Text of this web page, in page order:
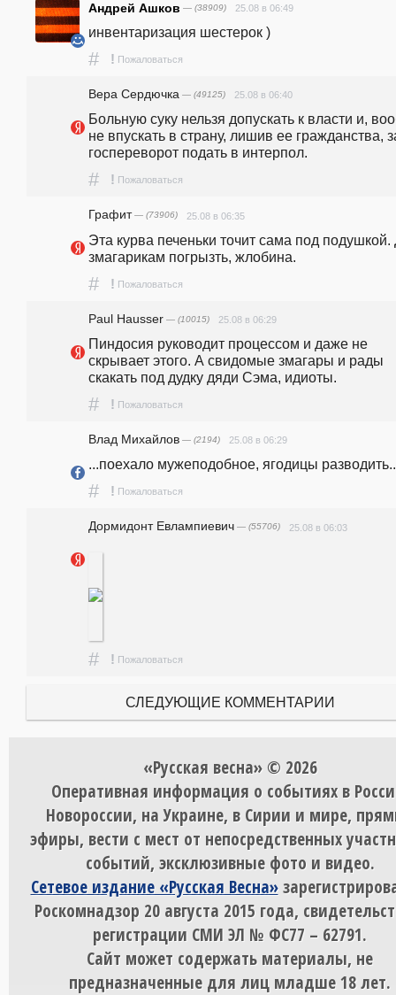
Андрей Ашков — (38909) 25.08 в 06:49
инвентаризация шестерок )
# ! Пожаловаться
Вера Сердючка — (49125) 25.08 в 06:40
Больную суку нельзя допускать к власти и,
не впускать в страну, лишив ее гражданства,
госпереворот подать в интерпол.
# ! Пожаловаться
Графит— (73906) 25.08 в 06:35
Эта курва печеньки точит сама под подушкой.
змагарикам погрызть, жлобина.
# ! Пожаловаться
Paul Hausser — (10015) 25.08 в 06:29
Пиндосия руководит процессом и даже не
скрывает этого. А свидомые змагары и рады
скакать под дудку дяди Сэма, идиоты.
# ! Пожаловаться
Влад Михайлов — (2194) 25.08 в 06:29
...поехало мужеподобное, ягодицы
# ! Пожаловаться
Дормидонт Евлампиевич — (55706) 25.08 в 06:03
# ! Пожаловаться
СЛЕДУЮЩИЕ КОММЕНТАРИИ
«Русская весна» © 2026
Оперативная информация о событиях в
Новороссии, на Украине, в Сирии и мире,
эфиры, вести с мест от непосредственных
событий, эксклюзивные фото и видео.
Сетевое издание «Русская Весна»
Роскомнадзор 20 августа 2015 года,
регистрации СМИ ЭЛ № ФС77 – 62791.
Сайт может содержать материалы, не
предназначенные для лиц младше 18 лет.